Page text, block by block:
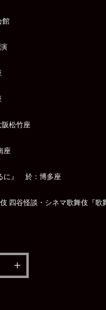
館
松竹座
座
に』 於：博多座
四谷怪談・シネマ歌舞伎『歌